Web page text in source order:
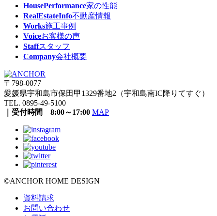
HousePerformance家の性能
RealEstateInfo不動産情報
Works施工事例
Voiceお客様の声
Staffスタッフ
Company会社概要
〒798-0077
愛媛県宇和島市保田甲1329番地2（宇和島南IC降りてすぐ）
TEL. 0895-49-5100
｜受付時間 8:00～17:00 MAP
©ANCHOR HOME DESIGN
資料請求
お問い合わせ